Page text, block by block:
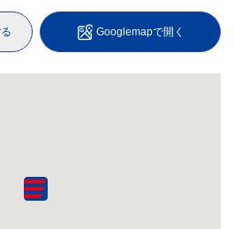
Googlemapで開く